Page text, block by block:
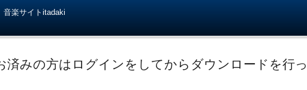
音楽サイトitadaki
済みの方はログインをしてからダウンロードを行っ